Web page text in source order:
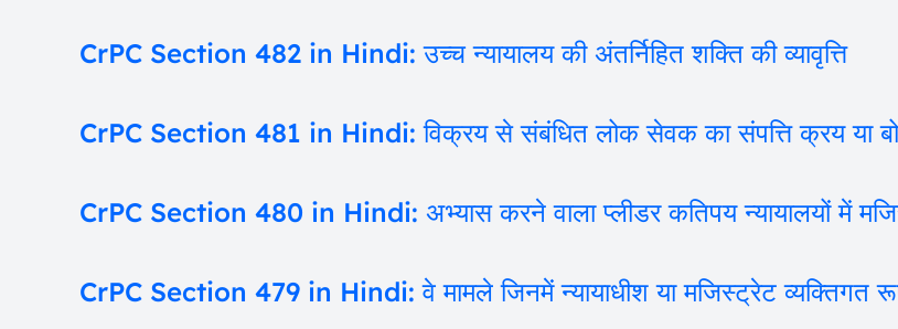
CrPC Section 482 in Hindi: उच्च न्यायालय की अंतर्निहित शक्ति की व्यावृत्ति
CrPC Section 481 in Hindi: विक्रय से संबंधित लोक सेवक का संपत्ति क्रय या
CrPC Section 480 in Hindi: अभ्यास करने वाला प्लीडर कतिपय न्यायालयों में
CrPC Section 479 in Hindi: वे मामले जिनमें न्यायाधीश या मजिस्ट्रेट व्यक्तिगत